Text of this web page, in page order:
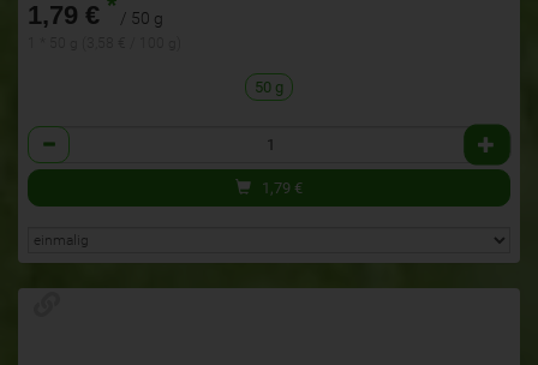
1,79 € / 50 g
50 g
Anzahl
1,79 €